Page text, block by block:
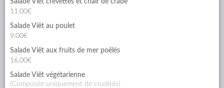
11.00€
Salade Viêt au poulet
9.00€
Salade Viêt aux fruits de mer poêlés
16.00€
Salade Viêt végétarienne
(composée uniquement de crudités)